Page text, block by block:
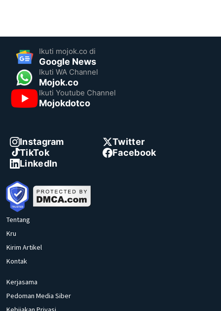
Ikuti mojok.co di
Google News
Ikuti WA Channel
Mojok.co
Ikuti Youtube Channel
Mojokdotco
Instagram
Twitter
TikTok
Facebook
LinkedIn
Tentang
Kru
Kirim Artikel
Kontak
Kerjasama
Pedoman Media Siber